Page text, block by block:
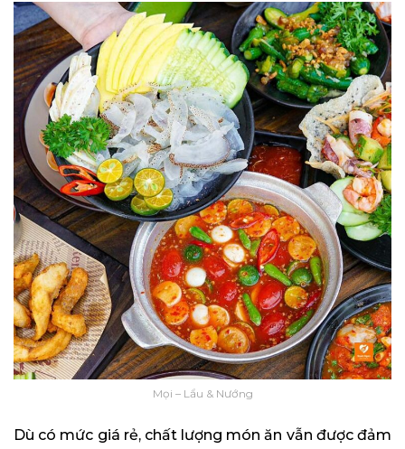
Mọi – Lẩu & Nướng
Dù có mức giá rẻ, chất lượng món ăn vẫn được đảm